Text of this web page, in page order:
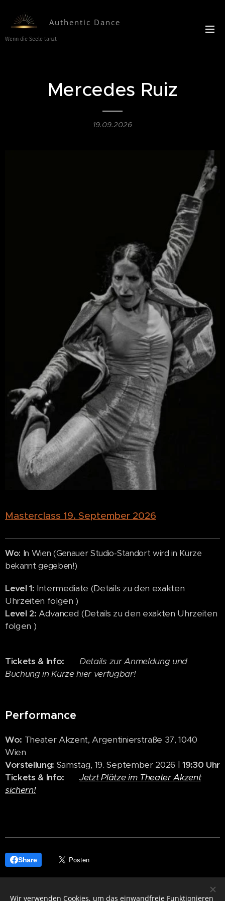
Authentic Dance
Wenn die Seele tanzt
Mercedes Ruiz
19.09.2026
Masterclass 19. September 2026
Wo: In Wien (Genauer Studio-Standort wird in Kürze
bekannt gegeben!)
Level 1: Intermediate (Details zu den exakten
Uhrzeiten folgen )
Level 2: Advanced (Details zu den exakten Uhrzeiten
folgen )
Tickets & Info:
👉 Details zur Anmeldung und
Buchung in Kürze hier verfügbar!
Performance
Wo: Theater Akzent, Argentinierstraße 37, 1040
Wien
Vorstellung: Samstag, 19. September 2026 | 19:30 Uhr
Tickets & Info:
👉Jetzt Plätze im Theater Akzent
sichern!
Share
Wir verwenden Cookies, um das einwandfreie Funktionieren